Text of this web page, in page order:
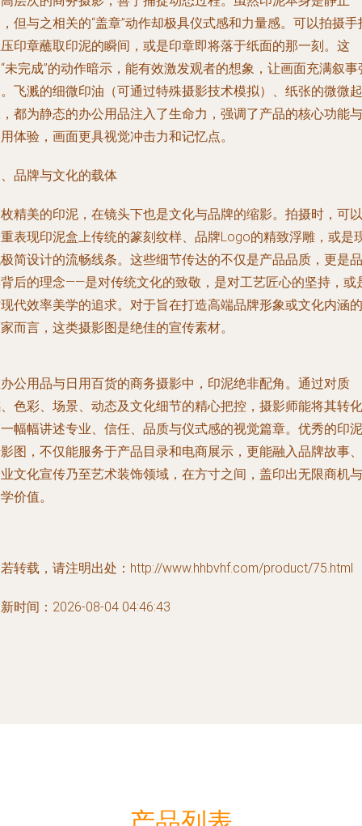
但与之相关的“盖章”动作却极具仪式感和力量感。可以拍摄手
印章蘸取印泥的瞬间，或是印章即将落于纸面的那一刻。这
未完成”的动作暗示，能有效激发观者的想象，让画面充满叙事
飞溅的细微印油（可通过特殊摄影技术模拟）、纸张的微微起
都为静态的办公用品注入了生命力，强调了产品的核心功能与
体验，画面更具视觉冲击力和记忆点。
品牌与文化的载体
精美的印泥，在镜头下也是文化与品牌的缩影。拍摄时，可以
表现印泥盒上传统的篆刻纹样、品牌Logo的精致浮雕，或是
简设计的流畅线条。这些细节传达的不仅是产品品质，更是品
后的理念——是对传统文化的致敬，是对工艺匠心的坚持，或
代效率美学的追求。对于旨在打造高端品牌形象或文化内涵的
而言，这类摄影图是绝佳的宣传素材。
公用品与日用百货的商务摄影中，印泥绝非配角。通过对质
色彩、场景、动态及文化细节的精心把控，摄影师能将其转化
幅幅讲述专业、信任、品质与仪式感的视觉篇章。优秀的印泥
图，不仅能服务于产品目录和电商展示，更能融入品牌故事、
文化宣传乃至艺术装饰领域，在方寸之间，盖印出无限商机与
价值。
转载，请注明出处：http://www.hhbvhf.com/product/75.html
时间：2026-08-04 04:46:43